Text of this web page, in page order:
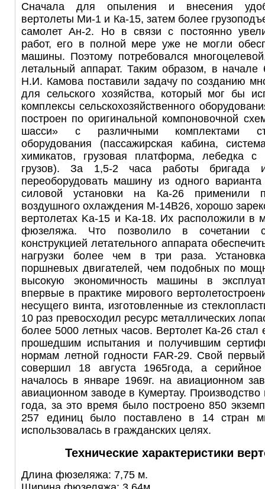
Сначала для опыления и внесения
вертолеты Ми-1 и Ка-15, затем более
самолет Ан-2. Но в связи с постоянно
работ, его в полной мере уже не могли
машины. Поэтому потребовался
летальный аппарат. Таким образом, в
Н.И. Камова поставили задачу по созданию
для сельского хозяйства, который мог бы
комплексы сельскохозяйственного
построен по оригинальной компоновочной
шасси» с различными комплектами
оборудования (пассажирская кабина,
химикатов, грузовая платформа, лебедка
грузов). За 1,5-2 часа работы бригада
переоборудовать машину из одного
силовой установки на Ка-26 применили
воздушного охлаждения М-14B26, хорошо
вертолетах Ka-15 и Ka-18. Их расположили в
фюзеляжа. Что позволило в сочетании
конструкцией летательного аппарата
нагрузки более чем в три раза.
поршневых двигателей, чем подобных по
высокую экономичность машины в
впервые в практике мирового
несущего винта, изготовленные из
10 раз превосходил ресурс металлических
более 5000 летных часов. Вертолет Ка-26
прошедшим испытания и получившим
нормам летной годности FAR-29. Свой
совершил 18 августа 1965года, а
началось в январе 1969г. на авиационном
авиационном заводе в Кумертау.
года, за это время было построено 850
257 единиц было поставлено в 14 стран
использовалась в гражданских целях.
Технические характеристики
Длина фюзеляжа: 7,75 м.